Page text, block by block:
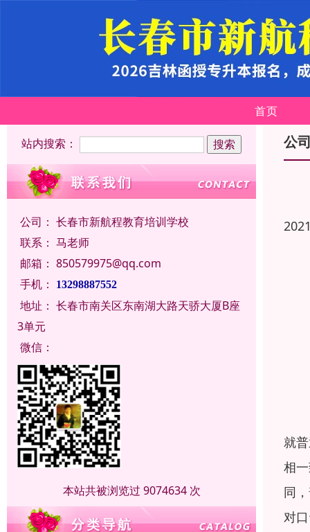
首页
站内搜索：
公司： 长春市新航程教育培训学校
联系： 马老师
邮箱： 850579975@qq.com
手机：
13298887552
地址： 长春市南关区东南湖大路天骄大厦B座
3单元
微信：
本站共被浏览过 9074634 次
公
就
相
同
对